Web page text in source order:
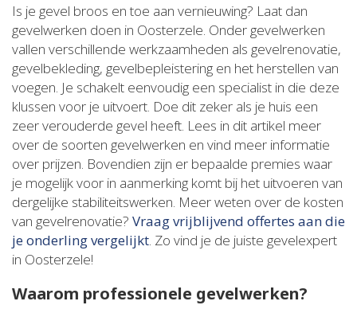
Is je gevel broos en toe aan vernieuwing? Laat dan
gevelwerken doen in Oosterzele. Onder gevelwerken
vallen verschillende werkzaamheden als gevelrenovatie,
gevelbekleding, gevelbepleistering en het herstellen van
voegen. Je schakelt eenvoudig een specialist in die deze
klussen voor je uitvoert. Doe dit zeker als je huis een
zeer verouderde gevel heeft. Lees in dit artikel meer
over de soorten gevelwerken en vind meer informatie
over prijzen. Bovendien zijn er bepaalde premies waar
je mogelijk voor in aanmerking komt bij het uitvoeren van
dergelijke stabiliteitswerken. Meer weten over de kosten
van gevelrenovatie? Vraag vrijblijvend offertes aan die
je onderling vergelijkt. Zo vind je de juiste gevelexpert
in Oosterzele!
Waarom professionele gevelwerken?